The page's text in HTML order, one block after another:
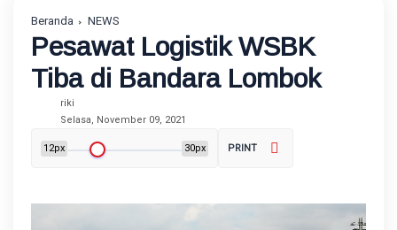
Beranda NEWS
Pesawat Logistik WSBK
Tiba di Bandara Lombok
riki
Selasa, November 09, 2021
12px 30px PRINT